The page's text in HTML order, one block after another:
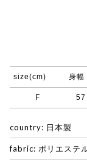
size(cm) 身幅
F 57
country: 日本製
fabric: ポリエス